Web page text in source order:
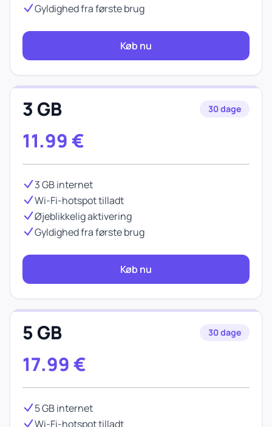
Gyldighed fra første brug
Køb nu
3 GB 30 dage
11.99 €
3 GB internet
Wi-Fi-hotspot tilladt
Øjeblikkelig aktivering
Gyldighed fra første brug
Køb nu
5 GB 30 dage
17.99 €
5 GB internet
Wi-Fi-hotspot tilladt